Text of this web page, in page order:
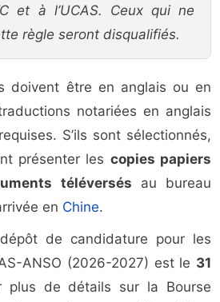
et à l’UCAS. Ceux qui ne
règle seront disqualifiés.
doivent être en anglais ou en
notariées en anglais
S’ils sont sélectionnés,
présenter les copies papiers
téléversés au bureau
en Chine.
de candidature pour les
ANSO (2026-2027) est le 31
plus de détails sur la Bourse